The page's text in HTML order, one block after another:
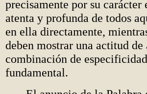
precisamente por su
atenta y profunda de todos
en ella directamente,
deben mostrar una actitud de
combinación de
fundamental.